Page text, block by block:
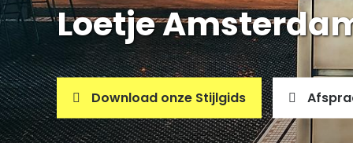
Loetje
Download onze Stijlgids